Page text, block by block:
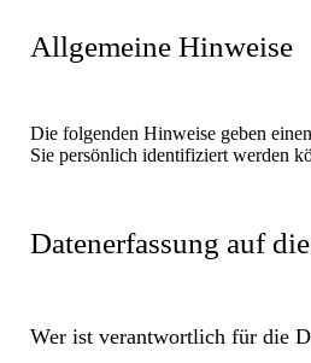
Allgemeine Hinweise
Die folgenden Hinweise geben
Sie persönlich identifiziert werden
Datenerfassung auf
Wer ist verantwortlich für die